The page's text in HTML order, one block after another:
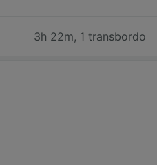
3h 22m, 1 transbordo